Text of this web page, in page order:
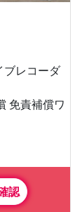
レコーダ
免責補償ワ
認